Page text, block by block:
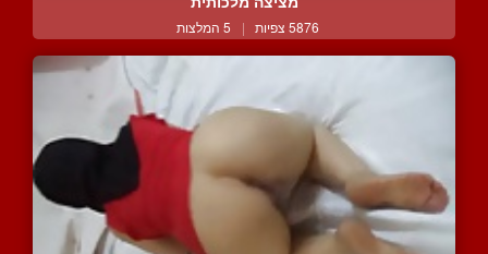
5876 צפיות | 5 המלצות